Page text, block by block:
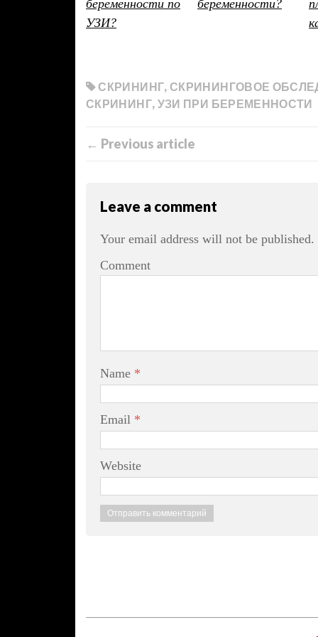
беременности по
УЗИ?
беременности?
СКРИНИНГ, СКРИНИНГОВОЕ
СКРИНИНГ, УЗИ ПРИ БЕРЕМЕННОСТИ
← Previous article
Leave a comment
Your email address will not be published.
Comment
Name *
Email *
Website